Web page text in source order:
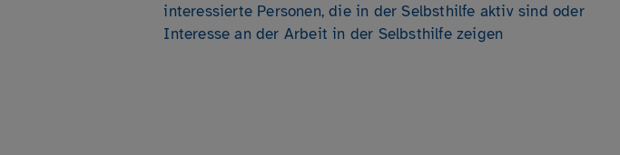
interessierte Personen, die in der Selbsthilfe aktiv sind oder
Interesse an der Arbeit in der Selbsthilfe zeigen